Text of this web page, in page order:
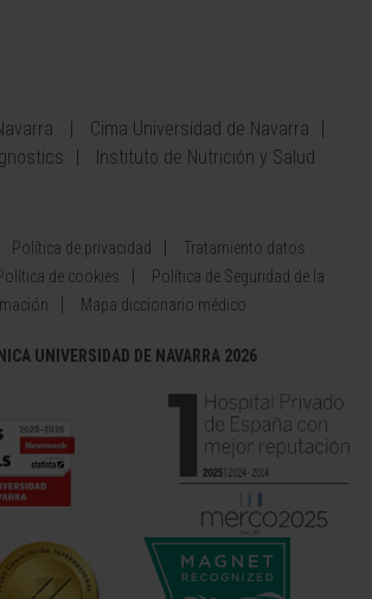
Cima Universidad de Navarra
Instituto de Nutrición y Salud
Política de privacidad
Tratamiento datos
de cookies
Política de Seguridad de la
Mapa diccionario médico
UNIVERSIDAD DE NAVARRA 2026